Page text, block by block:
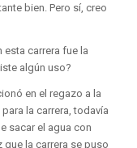
bien. Pero sí, creo
esta carrera fue la
algún uso?
en el regazo a la
la carrera, todavía
sacar el agua con
que la carrera se puso